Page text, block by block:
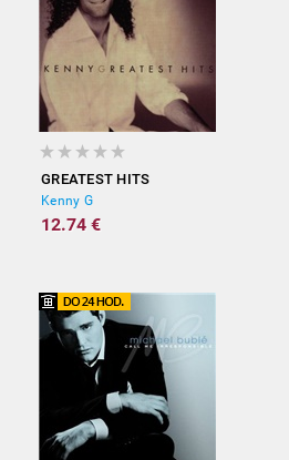
GREATEST HITS
Kenny G
12.74 €